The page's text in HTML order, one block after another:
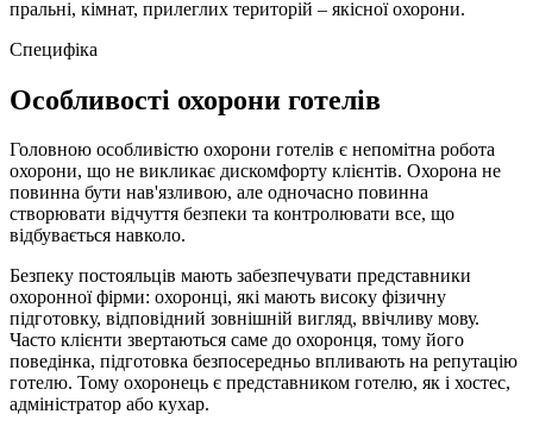
пральні, кімнат, прилеглих територій – якісної охорони.
Специфіка
Особливості охорони готелів
Головною особливістю охорони готелів є непомітна робота
охорони, що не викликає дискомфорту клієнтів. Охорона не
повинна бути нав'язливою, але одночасно повинна
створювати відчуття безпеки та контролювати все, що
відбувається навколо.
Безпеку постояльців мають забезпечувати представники
охоронної фірми: охоронці, які мають високу фізичну
підготовку, відповідний зовнішній вигляд, ввічливу мову.
Часто клієнти звертаються саме до охоронця, тому його
поведінка, підготовка безпосередньо впливають на репутацію
готелю. Тому охоронець є представником готелю, як і хостес,
адміністратор або кухар.